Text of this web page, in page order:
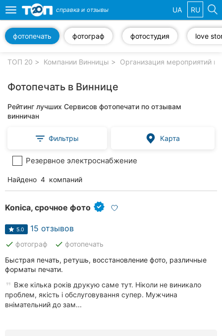
компании
Популярные
рубрики:
Стоматологии
Ветеринарные
Частные
клиники
Автошколы
Рестораны
Все
Toggle
navigation
справка и отзывы UA RU
фотограф фотостудия love
фотопечать
ТОП 20 Компании Винницы Организация мероприятий в
Фотопечать в Виннице
Рейтинг лучших Сервисов фотопечати по отзывам
винничан
Фильтры Карта
Резервное электроснабжение
Найдено 4 компаний
Konica, срочное фото
5.0 15 отзывов
done фотограф done фотопечать
Быстрая печать, ретушь, восстановление фото, различные
форматы печати.
Вже кілька років друкую саме тут. Ніколи не виникало
проблем, якість і обслуговування супер. Мужчина
внімательний до зам...